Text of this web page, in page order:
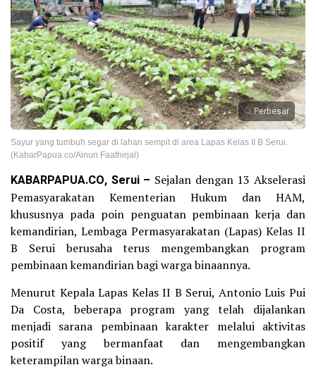
Perbesar
Sayur yang tumbuh segar di lahan sempit di area Lapas Kelas II B Serui.
(KabarPapua.co/Ainun Faathirjal)
KABARPAPUA.CO, Serui – Sejalan dengan 13 Akselerasi
Pemasyarakatan Kementerian Hukum dan HAM,
khususnya pada poin penguatan pembinaan kerja dan
kemandirian, Lembaga Permasyarakatan (Lapas) Kelas II
B Serui berusaha terus mengembangkan program
pembinaan kemandirian bagi warga binaannya.
Menurut Kepala Lapas Kelas II B Serui, Antonio Luis Pui
Da Costa, beberapa program yang telah dijalankan
menjadi sarana pembinaan karakter melalui aktivitas
positif yang bermanfaat dan mengembangkan
keterampilan warga binaan.